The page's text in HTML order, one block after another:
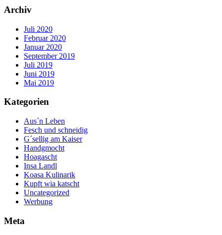
Archiv
Juli 2020
Februar 2020
Januar 2020
September 2019
Juli 2019
Juni 2019
Mai 2019
Kategorien
Aus´n Leben
Fesch und schneidig
G´sellig am Kaiser
Handgmocht
Hoagascht
Insa Landl
Koasa Kulinarik
Kupft wia katscht
Uncategorized
Werbung
Meta